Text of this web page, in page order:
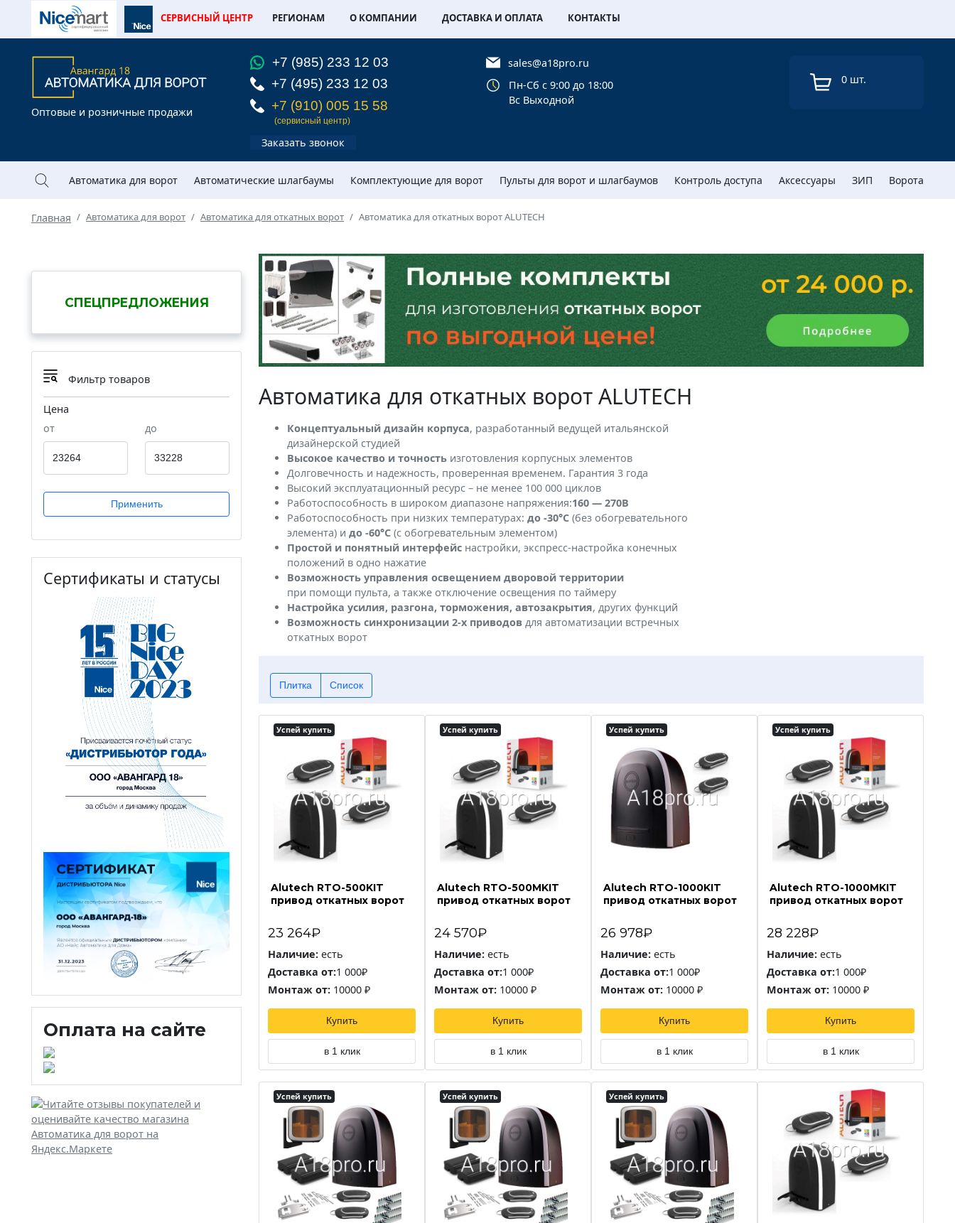
СЕРВИСНЫЙ ЦЕНТР РЕГИОНАМ О КОМПАНИИ ДОСТАВКА И ОПЛАТА КОНТАКТЫ
Оптовые и розничные продажи
+7 (985) 233 12 03
+7 (495) 233 12 03
+7 (910) 005 15 58
(сервисный центр)
Заказать звонок
sales@a18pro.ru
Пн-Cб с 9:00 до 18:00
Вс Выходной
0 шт.
Автоматика для ворот Автоматические шлагбаумы Комплектующие для ворот Пульты для ворот и шлагбаумов Контроль доступа Аксессуары ЗИП Ворота
Главная Автоматика для ворот Автоматика для откатных ворот Автоматика для откатных ворот ALUTECH
СПЕЦПРЕДЛОЖЕНИЯ
Фильтр товаров
Цена
от
до
Применить
Сертификаты и статусы
Оплата на сайте
Автоматика для откатных ворот ALUTECH
Концептуальный дизайн корпуса, разработанный ведущей итальянской
дизайнерской студией
Высокое качество и точность изготовления корпусных элементов
Долговечность и надежность, проверенная временем. Гарантия 3 года
Высокий эксплуатационный ресурс – не менее 100 000 циклов
Работоспособность в широком диапазоне напряжения:160 — 270В
Работоспособность при низких температурах: до -30°С (без обогревательного
элемента) и до -60°С (с обогревательным элементом)
Простой и понятный интерфейс настройки, экспресс-настройка конечных
положений в одно нажатие
Возможность управления освещением дворовой территории
при помощи пульта, а также отключение освещения по таймеру
Настройка усилия, разгона, торможения, автозакрытия, других функций
Возможность синхронизации 2-х приводов для автоматизации встречных
откатных ворот
Плитка Список
Успей купить
Alutech RTO-500KIT
привод откатных ворот
23 264₽
Наличие: есть
Доставка от:1 000₽
Монтаж от: 10000 ₽
Купить
в 1 клик
Успей купить
Alutech RTO-500MKIT
привод откатных ворот
24 570₽
Наличие: есть
Доставка от:1 000₽
Монтаж от: 10000 ₽
Купить
в 1 клик
Успей купить
Alutech RTO-1000KIT
привод откатных ворот
26 978₽
Наличие: есть
Доставка от:1 000₽
Монтаж от: 10000 ₽
Купить
в 1 клик
Успей купить
Alutech RTO-1000MKIT
привод откатных ворот
28 228₽
Наличие: есть
Доставка от:1 000₽
Монтаж от: 10000 ₽
Купить
в 1 клик
Успей купить Успей купить Успей купить